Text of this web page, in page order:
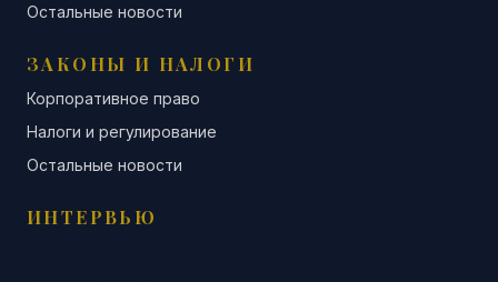
Остальные новости
ЗАКОНЫ И НАЛОГИ
Корпоративное право
Налоги и регулирование
Остальные новости
ИНТЕРВЬЮ